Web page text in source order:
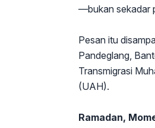
—bukan sekadar
Pesan itu
Pandeglang,
Transmigrasi
(UAH).
Ramadan,